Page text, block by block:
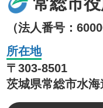
（法人番号：
所在地
〒303-8501
茨城県常総市水